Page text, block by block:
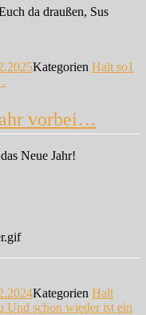
da draußen, Sus
Kategorien Halt so1
vorbei…
Neue Jahr!
Kategorien Halt
Und schon wieder ist ein